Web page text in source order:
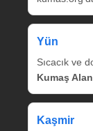
Yün
Sıcacık ve
Kumaş
Kaşmir